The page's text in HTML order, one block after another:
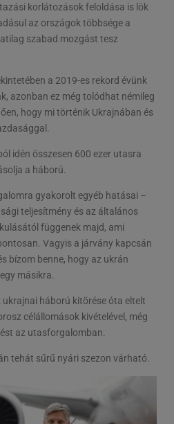
korlátozások feloldása is lök
az országok többsége a
szabad mozgást tesz
a 2019-es rekord évünk
azonban ez még tolódhat némileg
hogy mi történik Ukrajnában és
idén összesen 600 ezer utasra
a háború.
gyakorolt egyéb hatásai –
teljesítmény és az általános
függenek majd, ami
Vagyis a járvány kapcsán
bízom benne, hogy az ukrán
másikra.
ukrajnai háború kitörése óta eltelt
célállomások kivételével, még
az utasforgalomban.
tehát sűrű nyári szezon várható.